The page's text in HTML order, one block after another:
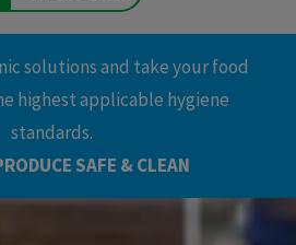
solutions and take your food
highest applicable hygiene
standards.
SAFE & CLEAN